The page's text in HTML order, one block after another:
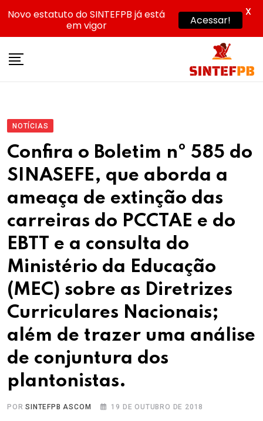
NOTÍCIAS
Confira o Boletim nº 585 do
SINASEFE, que aborda a
ameaça de extinção das
carreiras do PCCTAE e do
EBTT e a consulta do
Ministério da Educação
(MEC) sobre as Diretrizes
Curriculares Nacionais;
além de trazer uma análise
de conjuntura dos
plantonistas.
PORSINTEFPB ASCOM 19 DE OUTUBRO DE 2018
Novo estatuto do SINTEFPB já está
em vigor
Acessar!
X